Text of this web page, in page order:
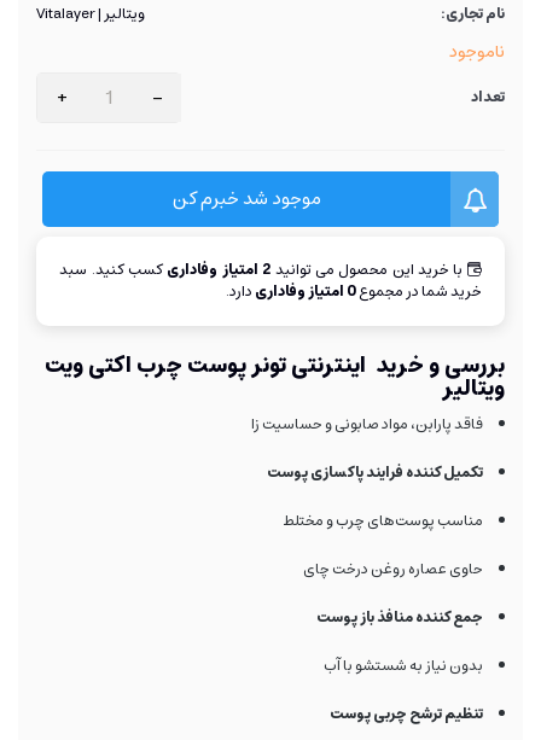
بررسی و خرید اینترنتی تونر پوست چرب اکتی ویت
ویتالیر
فاقد پارابن، مواد صابونی و حساسیت زا
تکمیل کننده فرایند پاکسازی پوست
مناسب پوست‌های چرب و مختلط
حاوی عصاره روغن درخت چای
جمع کننده منافذ باز پوست
بدون نیاز به شستشو با آب
تنظیم ترشح چربی پوست
نام تجاری:
ویتالیر | Vitalayer
ناموجود
تعداد -
+
موجود شد خبرم کن
با خرید این محصول می توانید2 امتیاز وفاداریکسب کنید. سبد
خرید شما در مجموع0امتیاز وفاداریدارد.